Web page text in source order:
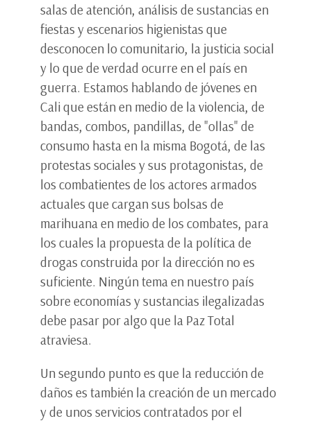
salas de atención, análisis de sustancias en
fiestas y escenarios higienistas que
desconocen lo comunitario, la justicia social
y lo que de verdad ocurre en el país en
guerra. Estamos hablando de jóvenes en
Cali que están en medio de la violencia, de
bandas, combos, pandillas, de "ollas" de
consumo hasta en la misma Bogotá, de las
protestas sociales y sus protagonistas, de
los combatientes de los actores armados
actuales que cargan sus bolsas de
marihuana en medio de los combates, para
los cuales la propuesta de la política de
drogas construida por la dirección no es
suficiente. Ningún tema en nuestro país
sobre economías y sustancias ilegalizadas
debe pasar por algo que la Paz Total
atraviesa.
Un segundo punto es que la reducción de
daños es también la creación de un mercado
y de unos servicios contratados por el